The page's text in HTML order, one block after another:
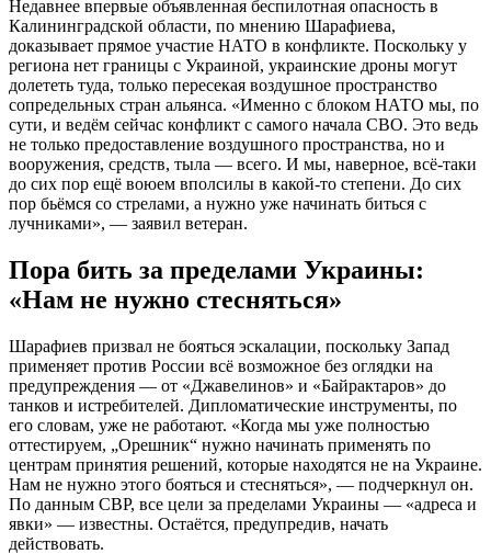
Недавнее впервые объявленная беспилотная опасность в
Калининградской области, по мнению Шарафиева,
доказывает прямое участие НАТО в конфликте. Поскольку у
региона нет границы с Украиной, украинские дроны могут
долететь туда, только пересекая воздушное пространство
сопредельных стран альянса. «Именно с блоком НАТО мы, по
сути, и ведём сейчас конфликт с самого начала СВО. Это ведь
не только предоставление воздушного пространства, но и
вооружения, средств, тыла — всего. И мы, наверное, всё-таки
до сих пор ещё воюем вполсилы в какой-то степени. До сих
пор бьёмся со стрелами, а нужно уже начинать биться с
лучниками», — заявил ветеран.
Пора бить за пределами Украины:
«Нам не нужно стесняться»
Шарафиев призвал не бояться эскалации, поскольку Запад
применяет против России всё возможное без оглядки на
предупреждения — от «Джавелинов» и «Байрактаров» до
танков и истребителей. Дипломатические инструменты, по
его словам, уже не работают. «Когда мы уже полностью
оттестируем, „Орешник“ нужно начинать применять по
центрам принятия решений, которые находятся не на Украине.
Нам не нужно этого бояться и стесняться», — подчеркнул он.
По данным СВР, все цели за пределами Украины — «адреса и
явки» — известны. Остаётся, предупредив, начать
действовать.